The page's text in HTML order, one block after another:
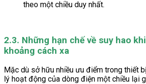
theo một chiều duy nhất.
2.3. Những hạn chế về suy hao
khoảng cách xa
Mặc dù sở hữu nhiều ưu điểm trong thiết
lý hoạt động của dòng điện một chiều lại